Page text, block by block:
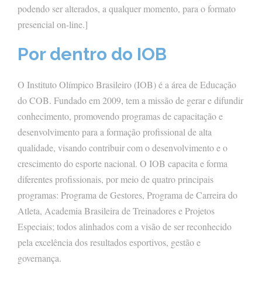
podendo ser alterados, a qualquer momento, para o formato
presencial on-line.]
Por dentro do IOB
O Instituto Olímpico Brasileiro (IOB) é a área de Educação
do COB. Fundado em 2009, tem a missão de gerar e difundir
conhecimento, promovendo programas de capacitação e
desenvolvimento para a formação profissional de alta
qualidade, visando contribuir com o desenvolvimento e o
crescimento do esporte nacional. O IOB capacita e forma
diferentes profissionais, por meio de quatro principais
programas: Programa de Gestores, Programa de Carreira do
Atleta, Academia Brasileira de Treinadores e Projetos
Especiais; todos alinhados com a visão de ser reconhecido
pela excelência dos resultados esportivos, gestão e
governança.